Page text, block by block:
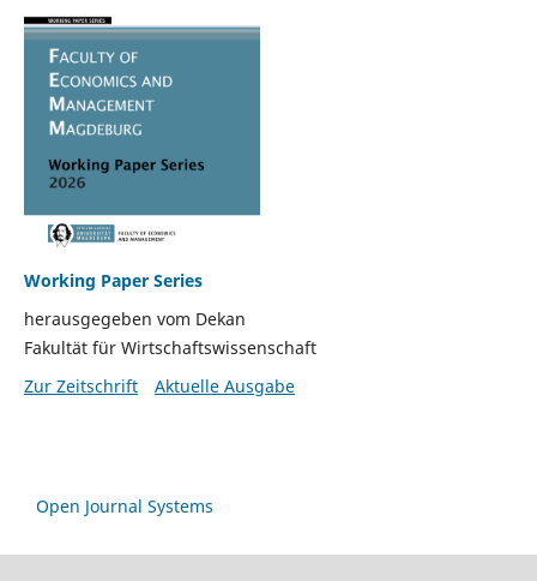
Working Paper Series
herausgegeben vom Dekan
Fakultät für Wirtschaftswissenschaft
Zur Zeitschrift
Aktuelle Ausgabe
Open Journal Systems